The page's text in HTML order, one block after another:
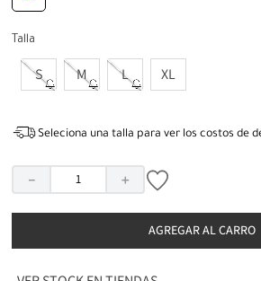
Talla
S M L XL
Seleciona una talla para ver los costos de
＋
－
AGREGAR AL CARRO